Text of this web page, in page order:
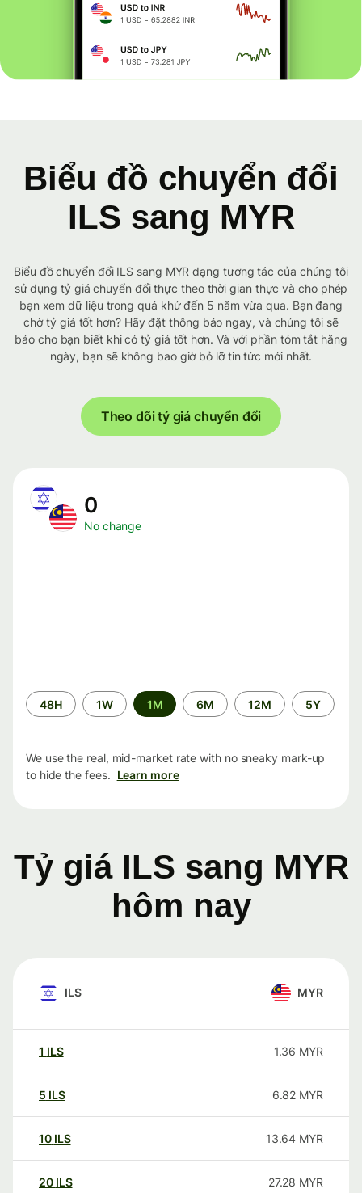
Biểu đồ chuyển đổi
ILS sang MYR
Biểu đồ chuyển đổi ILS sang MYR dạng tương tác của chúng tôi
sử dụng tỷ giá chuyển đổi thực theo thời gian thực và cho phép
bạn xem dữ liệu trong quá khứ đến 5 năm vừa qua. Bạn đang
chờ tỷ giá tốt hơn? Hãy đặt thông báo ngay, và chúng tôi sẽ
báo cho bạn biết khi có tỷ giá tốt hơn. Và với phần tóm tắt hằng
ngày, bạn sẽ không bao giờ bỏ lỡ tin tức mới nhất.
Theo dõi tỷ giá chuyển đổi
0
No change
Time
period
48H 1W 1M 6M 12M 5Y
We use the real, mid-market rate with no sneaky mark-up
to hide the fees. Learn more
Tỷ giá ILS sang MYR
hôm nay
ILS MYR
1 ILS 1.36 MYR
5 ILS 6.82 MYR
10 ILS 13.64 MYR
20 ILS 27.28 MYR